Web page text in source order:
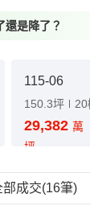
還是降了？
115-06
150.3坪 20
29,382 萬
坪
部成交(16筆)